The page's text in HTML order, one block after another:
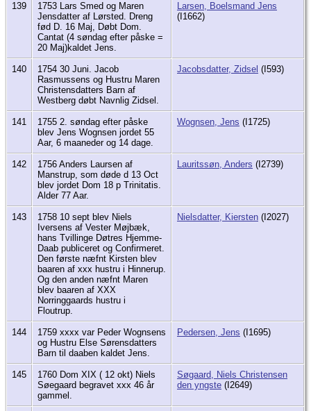
139
1753 Lars Smed og Maren
Jensdatter af Lørsted. Dreng
fød D. 16 Maj, Døbt Dom.
Cantat (4 søndag efter påske =
20 Maj)kaldet Jens.
Larsen, Boelsmand Jens
(I1662)
140
1754 30 Juni. Jacob
Rasmussens og Hustru Maren
Christensdatters Barn af
Westberg døbt Navnlig Zidsel.
Jacobsdatter, Zidsel (I593)
141
1755 2. søndag efter påske
blev Jens Wognsen jordet 55
Aar, 6 maaneder og 14 dage.
Wognsen, Jens (I1725)
142
1756 Anders Laursen af
Manstrup, som døde d 13 Oct
blev jordet Dom 18 p Trinitatis.
Alder 77 Aar.
Lauritssøn, Anders (I2739)
143
1758 10 sept blev Niels
Iversens af Vester Møjbæk,
hans Tvillinge Døtres Hjemme-
Daab publiceret og Confirmeret.
Den første næfnt Kirsten blev
baaren af xxx hustru i Hinnerup.
Og den anden næfnt Maren
blev baaren af XXX
Norringgaards hustru i
Floutrup.
Nielsdatter, Kiersten (I2027)
144
1759 xxxx var Peder Wognsens
og Hustru Else Sørensdatters
Barn til daaben kaldet Jens.
Pedersen, Jens (I1695)
145
1760 Dom XIX ( 12 okt) Niels
Søegaard begravet xxx 46 år
gammel.
Søgaard, Niels Christensen
den yngste (I2649)